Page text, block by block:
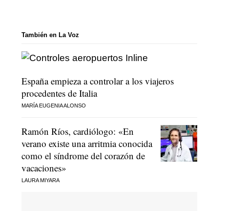
También en La Voz
España empieza a controlar a los viajeros
procedentes de Italia
MARÍA EUGENIA ALONSO
Ramón Ríos, cardiólogo: «En
verano existe una arritmia conocida
como el síndrome del corazón de
vacaciones»
LAURA MIYARA